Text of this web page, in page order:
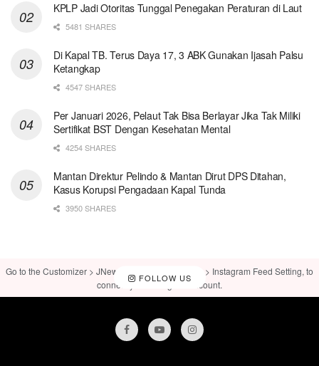
KPLP Jadi Otoritas Tunggal Penegakan Peraturan di Laut
5481 SHARES
Di Kapal TB. Terus Daya 17, 3 ABK Gunakan Ijasah Palsu
Ketangkap
4547 SHARES
Per Januari 2026, Pelaut Tak Bisa Berlayar Jika Tak Miliki
Sertifikat BST Dengan Kesehatan Mental
4254 SHARES
Mantan Direktur Pelindo & Mantan Dirut DPS Ditahan,
Kasus Korupsi Pengadaan Kapal Tunda
3950 SHARES
FOLLOW US
Go to the Customizer > JNews : Social, Like & View > Instagram Feed Setting, to
connect your Instagram account.